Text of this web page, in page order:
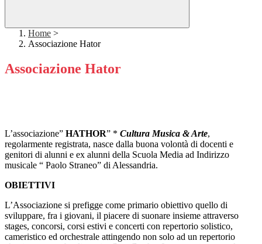
Home >
Associazione Hator
Associazione Hator
L’associazione” HATHOR” * Cultura Musica & Arte,
regolarmente registrata, nasce dalla buona volontà di docenti e
genitori di alunni e ex alunni della Scuola Media ad Indirizzo
musicale “ Paolo Straneo” di Alessandria.
OBIETTIVI
L’Associazione si prefigge come primario obiettivo quello di
sviluppare, fra i giovani, il piacere di suonare insieme attraverso
stages, concorsi, corsi estivi e concerti con repertorio solistico,
cameristico ed orchestrale attingendo non solo ad un repertorio